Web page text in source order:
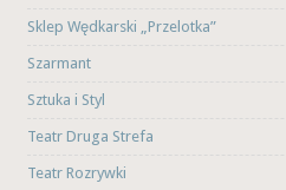
Sklep Wędkarski „Przelotka”
Szarmant
Sztuka i Styl
Teatr Druga Strefa
Teatr Rozrywki